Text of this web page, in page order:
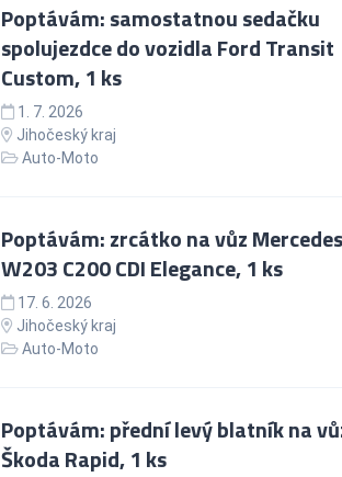
Poptávám: samostatnou sedačku
spolujezdce do vozidla Ford Transit
Custom, 1 ks
1. 7. 2026
Jihočeský kraj
Auto-Moto
Poptávám: zrcátko na vůz Mercedes
W203 C200 CDI Elegance, 1 ks
17. 6. 2026
Jihočeský kraj
Auto-Moto
Poptávám: přední levý blatník na
Škoda Rapid, 1 ks